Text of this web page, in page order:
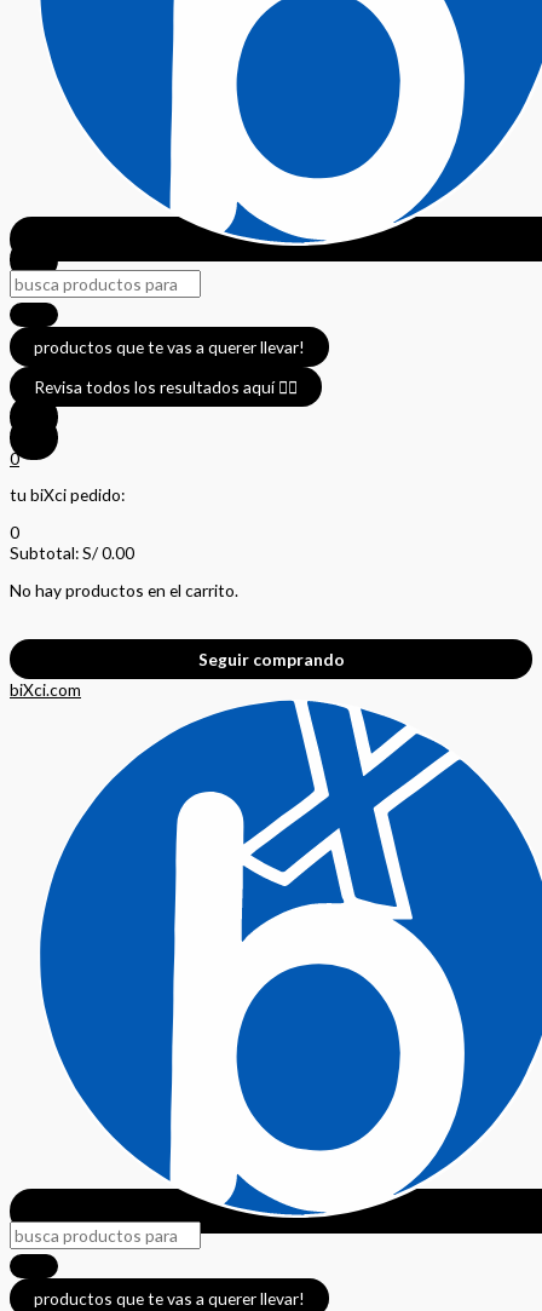
productos que te vas a querer llevar!
Revisa todos los resultados aquí 👈🏼
0
tu biXci pedido:
0
Subtotal:S/0.00
No hay productos en el carrito.
Seguir comprando
biXci.com
productos que te vas a querer llevar!